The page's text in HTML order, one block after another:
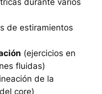
durante varios
de estiramientos
(ejercicios en
fluidas)
de la
core)